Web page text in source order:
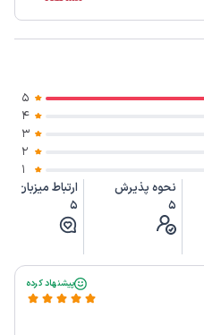
5
4
3
2
1
نحوه پذیرش
5
ارتباط میزبان
5
پیشنهاد کرده